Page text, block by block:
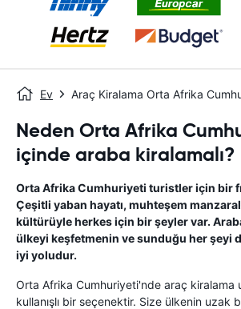
Ev Araç Kiralama Orta Afrika
Neden Orta Afrika
içinde araba kiralamalı?
Orta Afrika Cumhuriyeti turistler için bir
Çeşitli yaban hayatı, muhteşem
kültürüyle herkes için bir şeyler var.
ülkeyi keşfetmenin ve sunduğu her şeyi
iyi yoludur.
Orta Afrika Cumhuriyeti'nde araç kiralama
kullanışlı bir seçenektir. Size ülkenin uzak